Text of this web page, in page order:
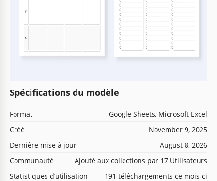
Spécifications du modèle
Format
Google Sheets, Microsoft Excel
Créé
November 9, 2025
Dernière mise à jour
August 8, 2026
Communauté
Ajouté aux collections par 17 Utilisateurs
Statistiques d’utilisation
191 téléchargements ce mois-ci